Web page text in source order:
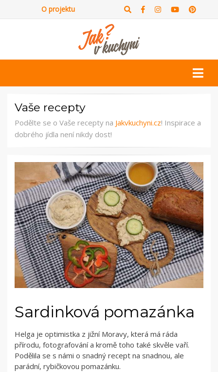
O projektu
Vaše recepty
Podělte se o Vaše recepty na Jakvkuchyni.cz! Inspirace a
dobrého jídla není nikdy dost!
Sardinková pomazánka
Helga je optimistka z jižní Moravy, která má ráda
přírodu, fotografování a kromě toho také skvěle vaří.
Podělila se s námi o snadný recept na snadnou, ale
parádní, rybičkovou pomazánku.